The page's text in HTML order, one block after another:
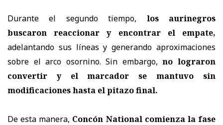
Durante el segundo tiempo, los aurinegros
buscaron reaccionar y encontrar el empate,
adelantando sus líneas y generando aproximaciones
sobre el arco osornino. Sin embargo,no lograron
convertir y el marcador se mantuvo sin
modificaciones hasta el pitazo final.
De esta manera, Concón National comienza la fase